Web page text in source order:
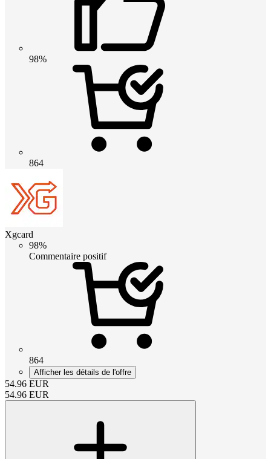
98%
864
Xgcard
98%
Commentaire positif
864
Afficher les détails de l'offre
54.96 EUR
54.96 EUR